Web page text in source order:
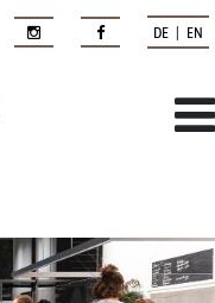
DE | EN